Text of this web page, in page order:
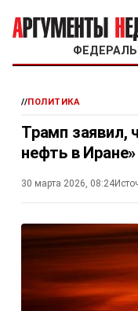
//ПОЛИТИКА
Трамп заявил,
нефть в
30 марта 2026, 08:24